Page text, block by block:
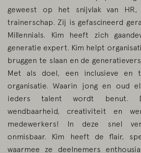
geweest op het snijvlak van
trainerschap. Zij is gefascineerd
Millennials. Kim heeft zich
generatie expert. Kim helpt
bruggen te slaan en de
Met als doel, een inclusieve en
organisatie. Waarin jong en oud
ieders talent wordt benut.
wendbaarheid, creativiteit en
medewerkers! In deze snel
onmisbaar. Kim heeft de flair,
waarmee ze deelnemers